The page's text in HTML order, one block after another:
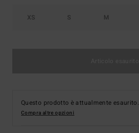
XS S M
Questo prodotto è attualmente esaurito.
Compra altre opzioni